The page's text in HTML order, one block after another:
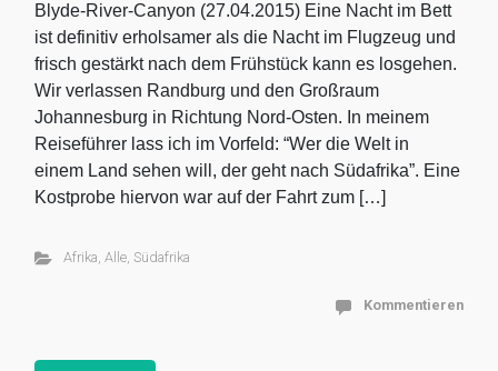
Blyde-River-Canyon (27.04.2015) Eine Nacht im Bett
ist definitiv erholsamer als die Nacht im Flugzeug und
frisch gestärkt nach dem Frühstück kann es losgehen.
Wir verlassen Randburg und den Großraum
Johannesburg in Richtung Nord-Osten. In meinem
Reiseführer lass ich im Vorfeld: “Wer die Welt in
einem Land sehen will, der geht nach Südafrika”. Eine
Kostprobe hiervon war auf der Fahrt zum […]
Afrika, Alle, Südafrika
Kommentieren